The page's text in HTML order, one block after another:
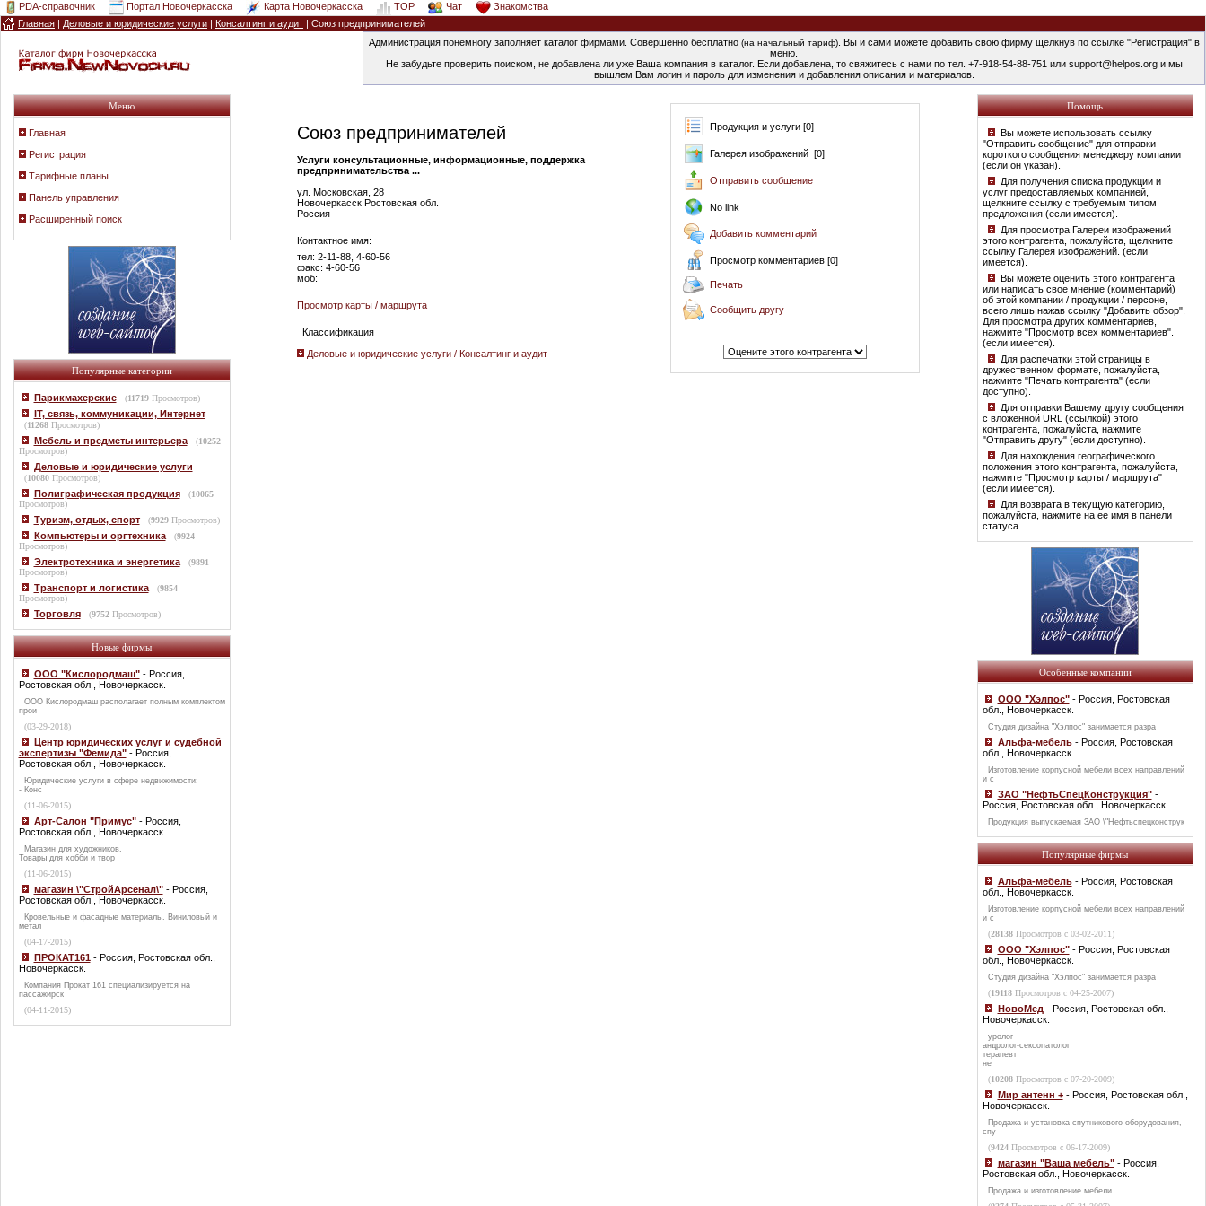
PDA-справочник Портал Новочеркасска Карта Новочеркасска TOP Чат
Знакомства
Главная | Деловые и юридические услуги | Консалтинг и аудит | Союз предпринимателей
Администрация понемногу заполняет каталог фирмами. Совершенно бесплатно (на начальный тариф). Вы и сами можете добавить свою фирму щелкнув по ссылке "Регистрация" в
меню.
Не забудьте проверить поиском, не добавлена ли уже Ваша компания в каталог. Если добавлена, то свяжитесь с нами по тел. +7-918-54-88-751 или support@helpos.org и мы
вышлем Вам логин и пароль для изменения и добавления описания и материалов.
Меню
Главная
Регистрация
Тарифные планы
Панель управления
Расширенный поиск
Популярные категории
Парикмахерские (11719Просмотров)
IT, связь, коммуникации, Интернет
(11268Просмотров)
Мебель и предметы интерьера (10252
Просмотров)
Деловые и юридические услуги
(10080Просмотров)
Полиграфическая продукция (10065
Просмотров)
Туризм, отдых, спорт (9929Просмотров)
Компьютеры и оргтехника (9924
Просмотров)
Электротехника и энергетика (9891
Просмотров)
Транспорт и логистика (9854
Просмотров)
Торговля (9752Просмотров)
Новые фирмы
ООО "Кислородмаш"- Россия,
Ростовская обл., Новочеркасск.
ООО Кислородмаш располагает полным комплектом
прои
(03-29-2018)
Центр юридических услуг и судебной
экспертизы "Фемида"- Россия,
Ростовская обл., Новочеркасск.
Юридические услуги в сфере недвижимости:
- Конс
(11-06-2015)
Арт-Салон "Примус"- Россия,
Ростовская обл., Новочеркасск.
Магазин для художников.
Товары для хобби и твор
(11-06-2015)
магазин \"СтройАрсенал\"- Россия,
Ростовская обл., Новочеркасск.
Кровельные и фасадные материалы. Виниловый и
метал
(04-17-2015)
ПРОКАТ161- Россия, Ростовская обл.,
Новочеркасск.
Компания Прокат 161 специализируется на
пассажирск
(04-11-2015)
Союз предпринимателей
Услуги консультационные, информационные, поддержка
предпринимательства ...
ул. Московская, 28
Новочеркасск Ростовская обл.
Россия
Контактное имя:
тел: 2-11-88, 4-60-56
факс: 4-60-56
моб:
Просмотр карты / маршрута
Классификация
Деловые и юридические услуги / Консалтинг и аудит
Продукция и услуги [0]
Галерея изображений [0]
Отправить сообщение
No link
Добавить комментарий
Просмотр комментариев [0]
Печать
Сообщить другу
Помощь
Вы можете использовать ссылку
"Отправить сообщение" для отправки
короткого сообщения менеджеру компании
(если он указан).
Для получения списка продукции и
услуг предоставляемых компанией,
щелкните ссылку с требуемым типом
предложения (если имеется).
Для просмотра Галереи изображений
этого контрагента, пожалуйста, щелкните
ссылку Галерея изображений. (если
имеется).
Вы можете оценить этого контрагента
или написать свое мнение (комментарий)
об этой компании / продукции / персоне,
всего лишь нажав ссылку "Добавить обзор".
Для просмотра других комментариев,
нажмите "Просмотр всех комментариев".
(если имеется).
Для распечатки этой страницы в
дружественном формате, пожалуйста,
нажмите "Печать контрагента" (если
доступно).
Для отправки Вашему другу сообщения
с вложенной URL (ссылкой) этого
контрагента, пожалуйста, нажмите
"Отправить другу" (если доступно).
Для нахождения географического
положения этого контрагента, пожалуйста,
нажмите "Просмотр карты / маршрута"
(если имеется).
Для возврата в текущую категорию,
пожалуйста, нажмите на ее имя в панели
статуса.
Особенные компании
ООО "Хэлпос"- Россия, Ростовская
обл., Новочеркасск.
Студия дизайна "Хэлпос" занимается разра
Альфа-мебель- Россия, Ростовская
обл., Новочеркасск.
Изготовление корпусной мебели всех направлений
и с
ЗАО "НефтьСпецКонструкция"-
Россия, Ростовская обл., Новочеркасск.
Продукция выпускаемая ЗАО \"Нефтьспецконструк
Популярные фирмы
Альфа-мебель- Россия, Ростовская
обл., Новочеркасск.
Изготовление корпусной мебели всех направлений
и с
(28138Просмотров с 03-02-2011)
ООО "Хэлпос"- Россия, Ростовская
обл., Новочеркасск.
Студия дизайна "Хэлпос" занимается разра
(19118Просмотров с 04-25-2007)
НовоМед - Россия, Ростовская обл.,
Новочеркасск.
уролог
андролог-сексопатолог
терапевт
не
(10208Просмотров с 07-20-2009)
Мир антенн +- Россия, Ростовская обл.,
Новочеркасск.
Продажа и установка спутникового оборудования,
спу
(9424Просмотров с 06-17-2009)
магазин "Ваша мебель"- Россия,
Ростовская обл., Новочеркасск.
Продажа и изготовление мебели